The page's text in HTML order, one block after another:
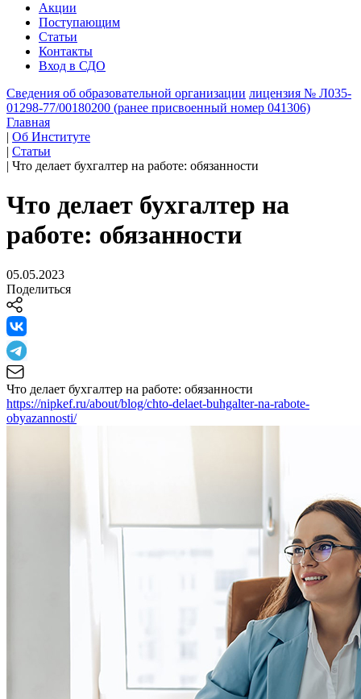
Акции
Поступающим
Статьи
Контакты
Вход в СДО
Сведения об образовательной организации лицензия № Л035-
01298-77/00180200 (ранее присвоенный номер 041306)
Главная
| Об Институте
| Статьи
| Что делает бухгалтер на работе: обязанности
Что делает бухгалтер на
работе: обязанности
05.05.2023
Поделиться
Что делает бухгалтер на работе: обязанности
https://nipkef.ru/about/blog/chto-delaet-buhgalter-na-rabote-
obyazannosti/